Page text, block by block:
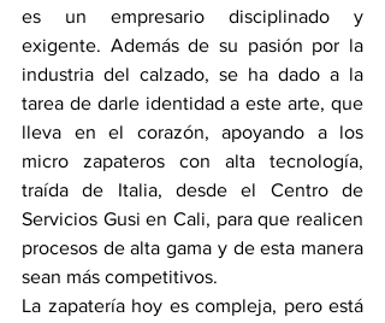
es un empresario disciplinado y
exigente. Además de su pasión por la
industria del calzado, se ha dado a la
tarea de darle identidad a este arte, que
lleva en el corazón, apoyando a los
micro zapateros con alta tecnología,
traída de Italia, desde el Centro de
Servicios Gusi en Cali, para que realicen
procesos de alta gama y de esta manera
sean más competitivos.
La zapatería hoy es compleja, pero está